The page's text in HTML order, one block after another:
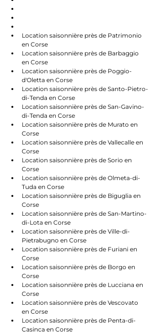
Location saisonnière près de Patrimonio
en Corse
Location saisonnière près de Barbaggio
en Corse
Location saisonnière près de Poggio-
d'Oletta en Corse
Location saisonnière près de Santo-Pietro-
di-Tenda en Corse
Location saisonnière près de San-Gavino-
di-Tenda en Corse
Location saisonnière près de Murato en
Corse
Location saisonnière près de Vallecalle en
Corse
Location saisonnière près de Sorio en
Corse
Location saisonnière près de Olmeta-di-
Tuda en Corse
Location saisonnière près de Biguglia en
Corse
Location saisonnière près de San-Martino-
di-Lota en Corse
Location saisonnière près de Ville-di-
Pietrabugno en Corse
Location saisonnière près de Furiani en
Corse
Location saisonnière près de Borgo en
Corse
Location saisonnière près de Lucciana en
Corse
Location saisonnière près de Vescovato
en Corse
Location saisonnière près de Penta-di-
Casinca en Corse